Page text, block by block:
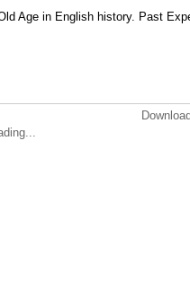
Age in English history. Past